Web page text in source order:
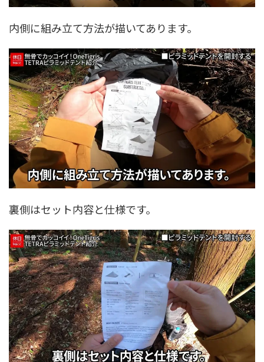
内側に組み立て方法が描いてあります。
裏側はセット内容と仕様です。